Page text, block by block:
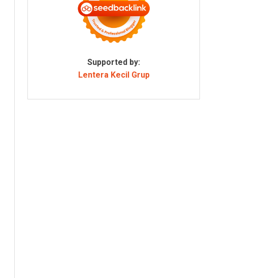
Supported by:
Lentera Kecil Grup